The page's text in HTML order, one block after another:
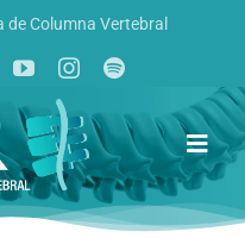
de Columna Vertebral